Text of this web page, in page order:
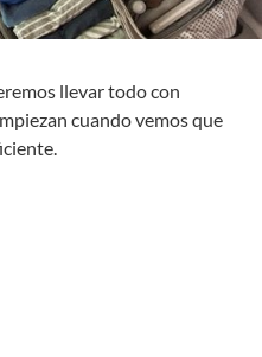
llevar todo con
cuando vemos que